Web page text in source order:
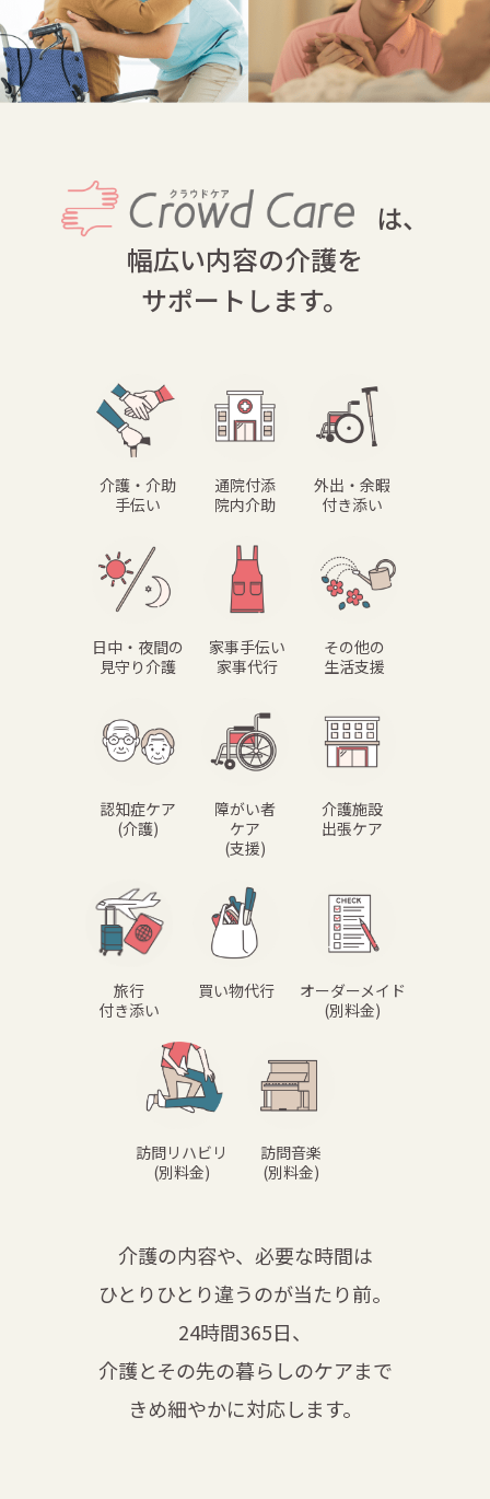
は、
幅広い内容の介護を
サポートします。
介護・介助
手伝い
通院付添
院内介助
外出・余暇
付き添い
日中・夜間の
見守り介護
家事手伝い
家事代行
その他の
生活支援
認知症ケア
(介護)
障がい者
ケア
(支援)
介護施設
出張ケア
旅行
付き添い
買い物代行
オーダーメイド
(別料金)
訪問リハビリ
(別料金)
訪問音楽
(別料金)
介護の内容や、必要な時間は
ひとりひとり違うのが当たり前。
24時間365日、
介護とその先の暮らしのケアまで
きめ細やかに対応します。